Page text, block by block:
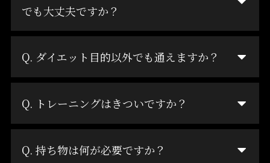
でも大丈夫ですか？
Q. ダイエット目的以外でも通えますか？
Q. トレーニングはきついですか？
Q. 持ち物は何が必要ですか？